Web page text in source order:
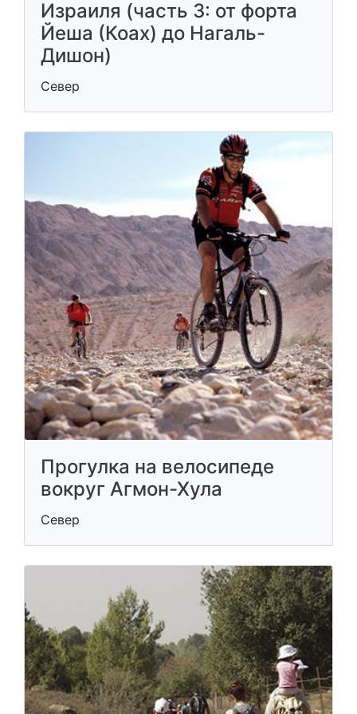
Израиля (часть 3: от форта
Йеша (Коах) до Нагаль-
Дишон)
Север
Прогулка на велосипеде
вокруг Агмон-Хула
Север